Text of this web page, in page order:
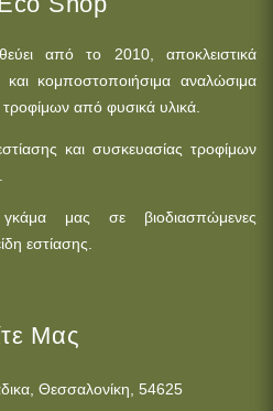
από το 2010, αποκλειστικά
κομποστοποιήσιμα αναλώσιμα
από φυσικά υλικά.
και συσκευασίας τροφίμων
μας σε βιοδιασπώμενες
εστίασης.
Μας
Θεσσαλονίκη, 54625